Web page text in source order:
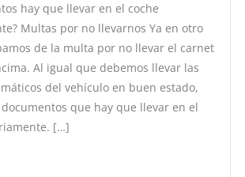
hay que llevar en el coche
Multas por no llevarnos Ya en otro
de la multa por no llevar el carnet
Al igual que debemos llevar las
del vehículo en buen estado,
que hay que llevar en el
[…]